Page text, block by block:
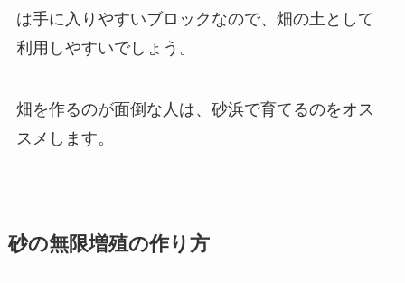
は手に入りやすいブロックなので、畑の土として
利用しやすいでしょう。
畑を作るのが面倒な人は、砂浜で育てるのをオス
スメします。
砂の無限増殖の作り方